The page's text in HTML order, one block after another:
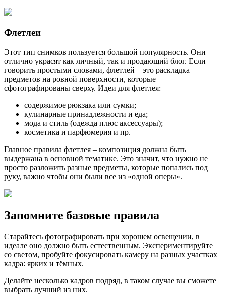
Флетлеи
Этот тип снимков пользуется большой популярность. Они
отлично украсят как личный, так и продающий блог. Если
говорить простыми словами, флетлей – это раскладка
предметов на ровной поверхности, которые
сфотографированы сверху. Идеи для флетлея:
содержимое рюкзака или сумки;
кулинарные принадлежности и еда;
мода и стиль (одежда плюс аксессуары);
косметика и парфюмерия и пр.
Главное правила флетлея – композиция должна быть
выдержана в основной тематике. Это значит, что нужно не
просто разложить разные предметы, которые попались под
руку, важно чтобы они были все из «одной оперы».
Запомните базовые правила
Старайтесь фотографировать при хорошем освещении, в
идеале оно должно быть естественным. Экспериментируйте
со светом, пробуйте фокусировать камеру на разных участках
кадра: ярких и тёмных.
Делайте несколько кадров подряд, в таком случае вы сможете
выбрать лучший из них.